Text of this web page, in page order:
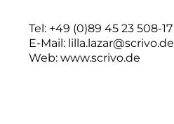
Tel: +49 (0)89 45 23 508-17
E-Mail: lilla.lazar@scrivo.de
Web: www.scrivo.de